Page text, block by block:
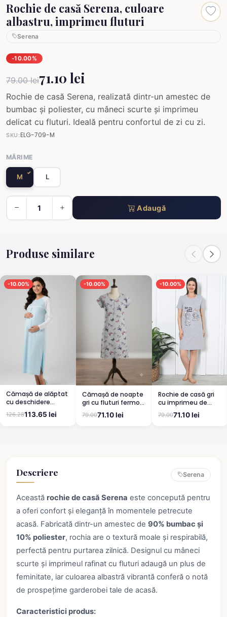
Rochie de casă Serena, culoare
albastru, imprimeu fluturi
Serena
-10.00%
79.00 lei71.10 lei
Rochie de casă Serena, realizată dintr-un amestec de
bumbac și poliester, cu mâneci scurte și imprimeu
delicat cu fluturi. Ideală pentru confortul de zi cu zi.
SKU:ELG-709-M
MĂRIME
M L
Adaugă
Produse similare
-10.00%
Cămașă de alăptat
cu deschidere
laterală, culoare
albastru
126.28113.65 lei
-10.00%
Cămașă de noapte
gri cu fluturi fermoar
si maneca scurta
79.0071.10 lei
-10.00%
Rochie de casă gri
cu imprimeu de
Paște, bumbac,
mânecă scurtă
79.0071.10 lei
Descriere Serena
Această rochie de casă Serena este concepută pentru
a oferi confort și eleganță în momentele petrecute
acasă. Fabricată dintr-un amestec de90% bumbac și
10% poliester, rochia are o textură moale și respirabilă,
perfectă pentru purtarea zilnică. Designul cu mâneci
scurte și imprimeul rafinat cu fluturi adaugă un plus de
feminitate, iar culoarea albastră vibrantă conferă o notă
de prospețime garderobei tale de acasă.
Caracteristici produs: